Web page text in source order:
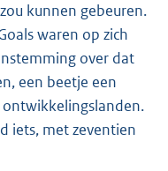
kunnen gebeuren.
waren op zich
over dat
een beetje een
iets, met zeventien